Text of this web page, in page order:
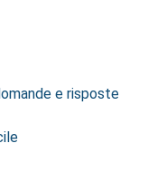
e risposte